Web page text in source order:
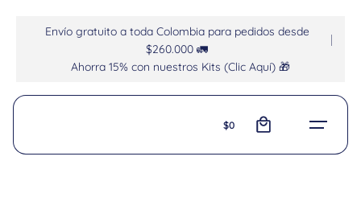
Envío gratuito a toda Colombia para pedidos desde
$260.000 🚛
Ahorra 15% con nuestros Kits (Clic Aquí) 🎁
$0